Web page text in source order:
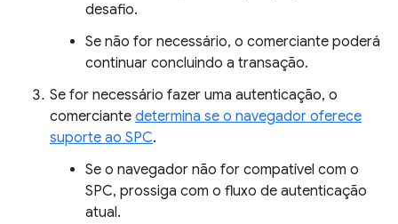
desafio.
Se não for necessário, o comerciante poderá
continuar concluindo a transação.
Se for necessário fazer uma autenticação, o
comerciante determina se o navegador oferece
suporte ao SPC.
Se o navegador não for compatível com o
SPC, prossiga com o fluxo de autenticação
atual.